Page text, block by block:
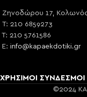
Ζηνοδώρου 17,
T: 210 6859273
T: 210 5761586
E: info@kapaekdotiki.gr
ΧΡΗΣΙΜΟΙ ΣΥΝΔΕΣΜΟΙ
©2024